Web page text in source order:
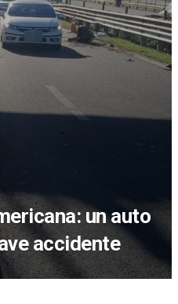
un auto
accidente